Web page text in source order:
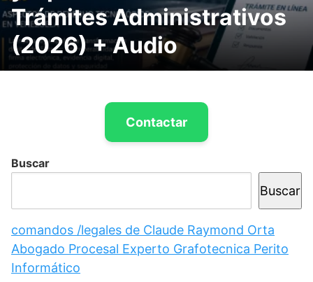
Trámites Administrativos
(2026) + Audio
Contactar
Buscar
Buscar
comandos /legales de Claude Raymond Orta
Abogado Procesal Experto Grafotecnica Perito
Informático